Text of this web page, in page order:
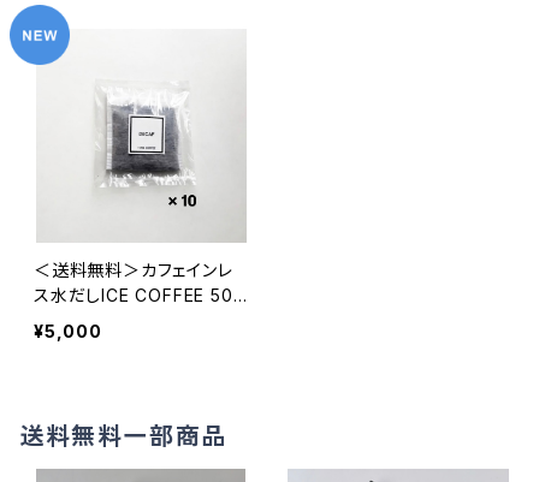
＜送料無料＞カフェインレ
ス水だしICE COFFEE 500
ml対応 10袋 (夏季限定）
¥5,000
送料無料一部商品